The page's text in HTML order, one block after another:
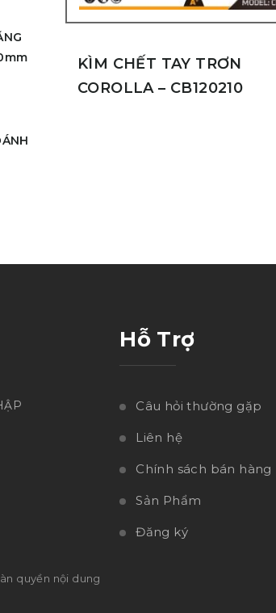
KÌM CHẾT TAY TRƠN
COROLLA – CB120210
Hỗ Trợ
Câu hỏi thường gặp
Liên hệ
Chính sách bán hàng
Sản Phẩm
Đăng ký
quyền nội dung